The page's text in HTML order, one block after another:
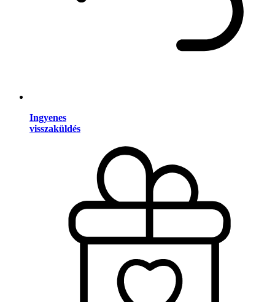
Ingyenes
visszaküldés